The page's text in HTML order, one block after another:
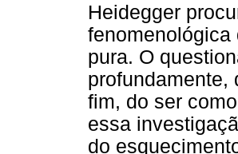
Heidegger
pura. O
profundamente,
fim, do ser
essa
do